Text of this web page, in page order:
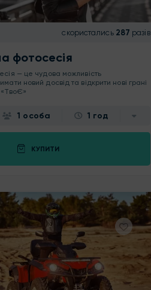
скористались 287 разів
фотосесія
— це чудова можливість
новий досвід та відкрити нові грані
1 особа 1 год
КУПИТИ